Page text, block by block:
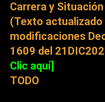
Carrera y
(Texto actualizado
modificaciones
1609 del
Clic aquí]
TODO